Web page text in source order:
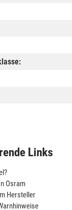
Links
Osram
Hersteller